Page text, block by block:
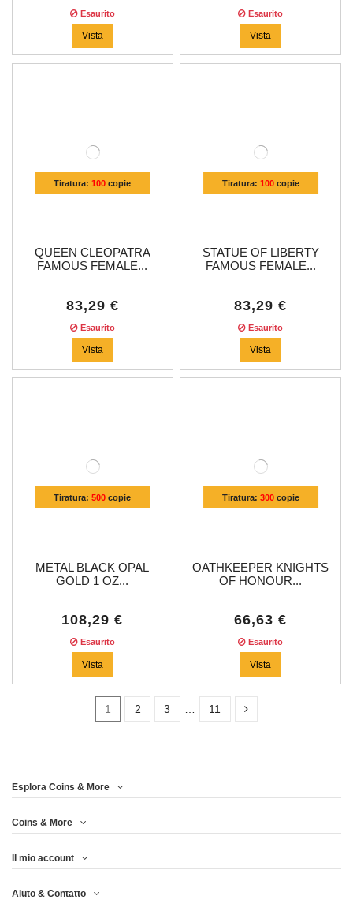
Esaurito
Vista
Esaurito
Vista
Tiratura:100 copie
QUEEN CLEOPATRA
FAMOUS FEMALE...
83,29 €
Esaurito
Vista
Tiratura: 100copie
STATUE OF LIBERTY
FAMOUS FEMALE...
83,29 €
Esaurito
Vista
Tiratura:500 copie
METAL BLACK OPAL
GOLD 1 OZ...
108,29 €
Esaurito
Vista
Tiratura: 300copie
OATHKEEPER KNIGHTS
OF HONOUR...
66,63 €
Esaurito
Vista
1 2 3 11
Prezzo
Anno
Metallo
Esplora Coins & More
Coins & More
Il mio account
Aiuto & Contatto